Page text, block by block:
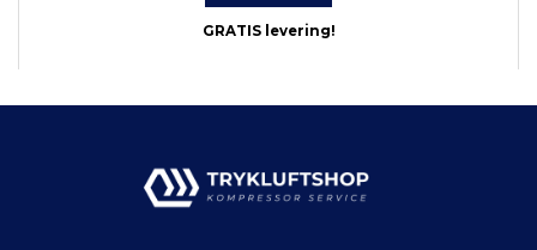
GRATIS levering!